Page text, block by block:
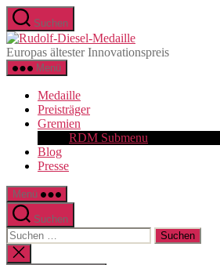
Zum
Inhalt
springen
Suchen
Rudolf-
Diesel-
Europas ältester Innovationspreis
Menü
Medaille
Preisträger
Gremien
RDM Submenu
Blog
Presse
Menü
Suchen
Suchen
nach:
Suche